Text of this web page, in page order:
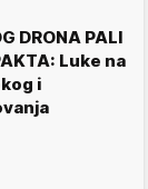
DRONA PALI
Luke na
i